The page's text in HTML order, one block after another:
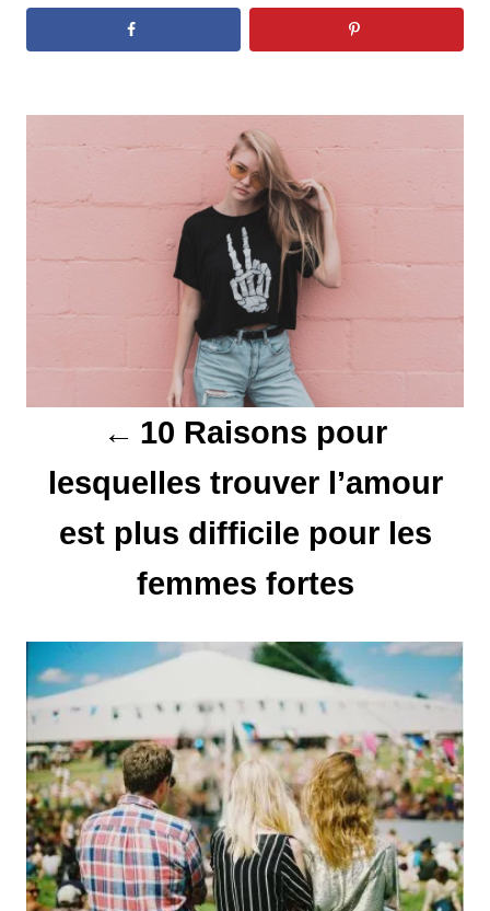
N
v
i
g
l
’
a
r
t
10 Raisons pour
lesquelles trouver l’amour
est plus difficile pour les
femmes fortes